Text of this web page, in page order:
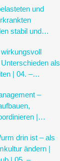
und
stabil und
| 19. –
als
| 04. –
–
|
drin ist – als
ändern |